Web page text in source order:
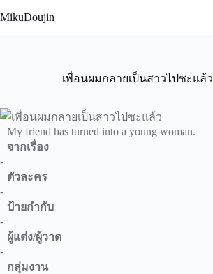
to
MikuDoujin
เพื่อนผมกลายเป็นสาวไปซะแล้ว
My friend has turned into a young woman.
จากเรื่อง
-
ตัวละคร
-
ป้ายกำกับ
-
ผู้แต่ง/ผู้วาด
-
กลุ่มงาน